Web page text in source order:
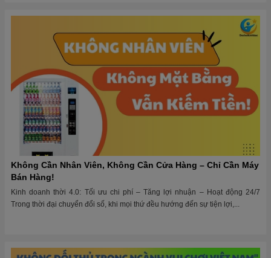
Không Cần Nhân Viên, Không Cần Cửa Hàng – Chỉ Cần Máy
Bán Hàng!
Kinh doanh thời 4.0: Tối ưu chi phí – Tăng lợi nhuận – Hoạt động 24/7
Trong thời đại chuyển đổi số, khi mọi thứ đều hướng đến sự tiện lợi,...